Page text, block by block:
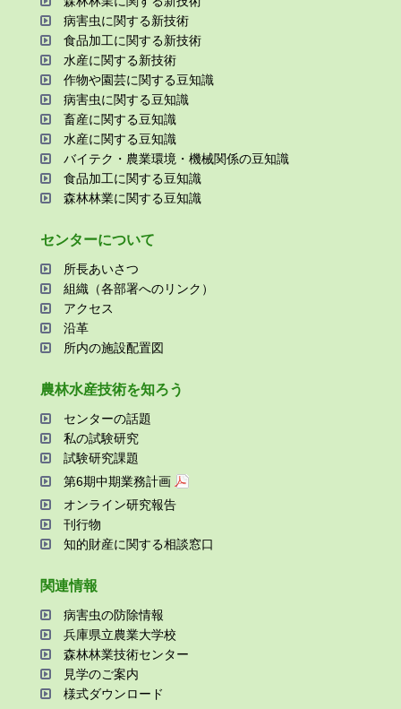
病害⾍に関する新技術
⾷品加⼯に関する新技術
⽔産に関する新技術
作物や園芸に関する⾖知識
病害⾍に関する⾖知識
畜産に関する⾖知識
⽔産に関する⾖知識
バイテク・農業環境・機械関係の⾖知識
⾷品加⼯に関する⾖知識
森林林業に関する⾖知識
センターについて
所⻑あいさつ
組織（各部署へのリンク）
アクセス
沿⾰
所内の施設配置図
農林⽔産技術を知ろう
センターの話題
私の試験研究
試験研究課題
第6期中期業務計画
オンライン研究報告
刊⾏物
知的財産に関する相談窓⼝
関連情報
病害⾍の防除情報
兵庫県⽴農業⼤学校
森林林業技術センター
⾒学のご案内
様式ダウンロード